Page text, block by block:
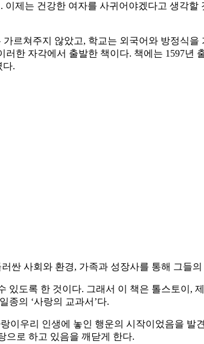
제는 건강한 여자를 사귀어야겠다고 생각
르쳐주지 않았고, 학교는 외국어와 방정식
한 자각에서 출발한 책이다. 책에는 1597년
다.
사회와 환경, 가족과 성장사를 통해 그들
도록 한 것이다. 그래서 이 책은 톨스토이,
종의 ‘사랑의 교과서’다.
우리 인생에 놓인 행운의 시작이었음을 발
으로 하고 있음을 깨닫게 한다.